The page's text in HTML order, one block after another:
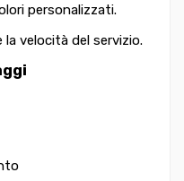
personalizzati.
la velocità del servizio.